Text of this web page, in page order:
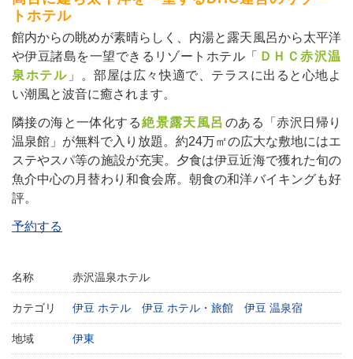
トホテル
館内からの眺めが素晴らしく、内湯と露天風呂から太平洋
や伊豆諸島を一望できるリゾートホテル「
ＤＨＣ赤沢温
泉ホテル 」。部屋は広々快適で、テラスに出ると心地よ
い潮風と波音に癒されます。
隣接の海と一体化する絶景露天風呂 のある「赤沢日帰り
温泉館」が無料で入り放題。約24万㎡の広大な敷地にはエ
ステやスパ等の施設が充実。夕食は伊豆近海で獲れた旬の
魚介中心の月替わり和食会席。朝食の和洋バイキングも好
評。
予約する
名称 赤沢温泉ホテル
カテゴリ 伊豆 ホテル 伊豆 ホテル・旅館 伊豆 温泉宿
地域 伊東